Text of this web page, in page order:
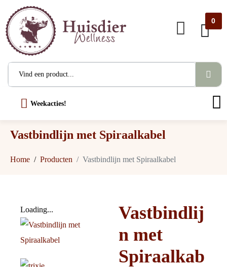
0
Weekacties!
Vastbindlijn met Spiraalkabel
Home Producten Vastbindlijn met Spiraalkabel
Loading...
Vastbindlij
n met
Spiraalkab